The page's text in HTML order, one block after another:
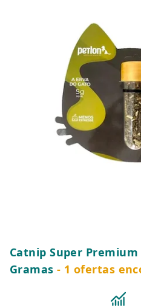
Catnip Super
Gramas - 1 ofertas